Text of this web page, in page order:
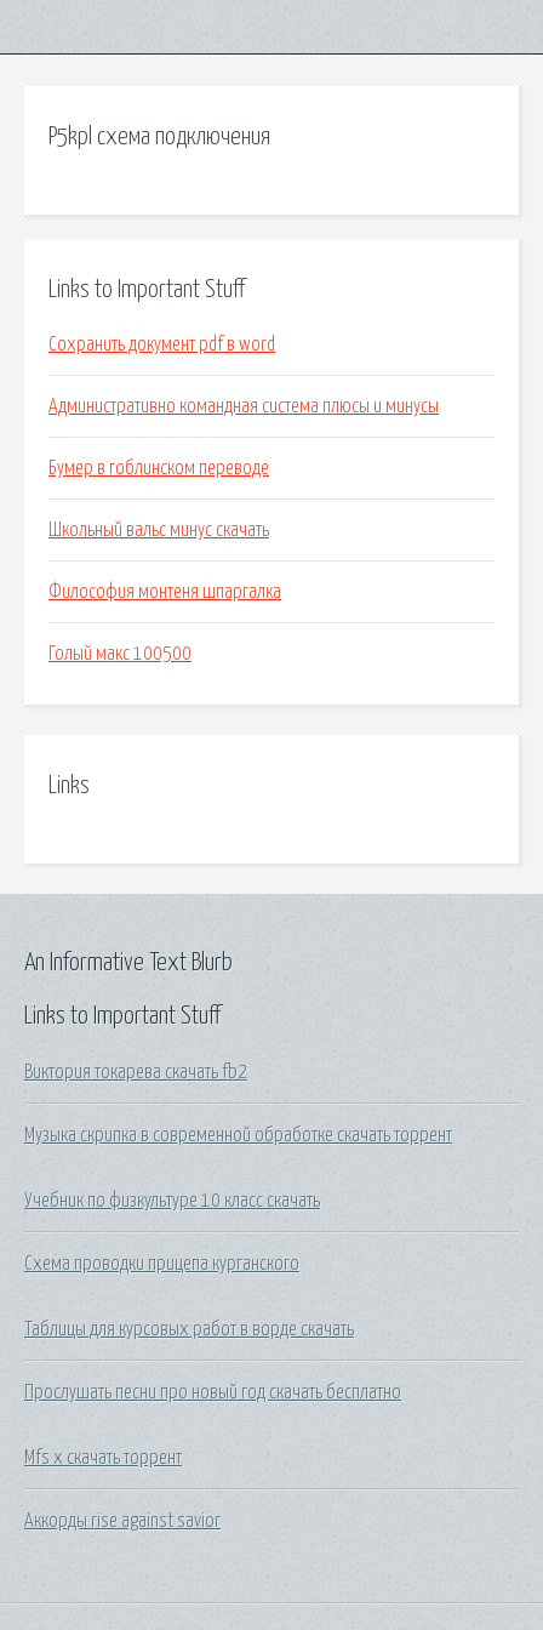
P5kpl схема подключения
Links to Important Stuff
Сохранить документ pdf в word
Административно командная система плюсы и минусы
Бумер в гоблинском переводе
Школьный вальс минус скачать
Философия монтеня шпаргалка
Голый макс 100500
Links
Links to Important Stuff
Виктория токарева скачать fb2
Музыка скрипка в современной обработке скачать торрент
Учебник по физкультуре 10 класс скачать
Схема проводки прицепа курганского
Таблицы для курсовых работ в ворде скачать
Прослушать песни про новый год скачать бесплатно
Mfs x скачать торрент
Аккорды rise against savior
An Informative Text Blurb